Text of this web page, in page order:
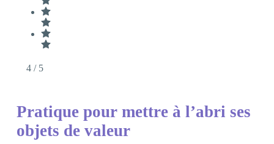
4 / 5
Pratique pour mettre à l’abri ses
objets de valeur